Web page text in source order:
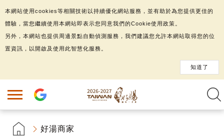
好湯商家
本網站使用cookies等相關技術以持續優化網站服務，並有助於為您提供更佳的
體驗，當您繼續使用本網站即表示您同意我們的Cookie使用政策。
另外，本網站也提供周邊景點自動偵測服務，我們建議您允許本網站取得您的位
置資訊，以開啟及使用此智慧化服務。
知道了